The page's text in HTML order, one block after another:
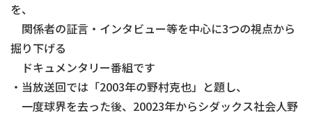
を、
関係者の証言・インタビュー等を中心に3つの視点から
掘り下げる
ドキュメンタリー番組です
・当放送回では「2003年の野村克也」と題し、
一度球界を去った後、20023年からシダックス社会人野